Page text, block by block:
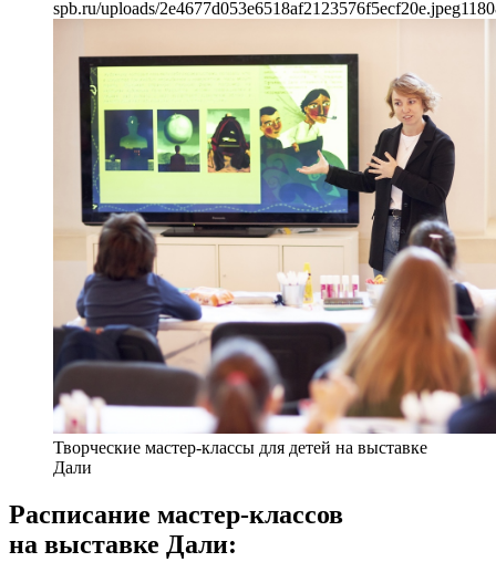
spb.ru/uploads/2e4677d053e6518af2123576f5ecf20e.jpeg1180
Творческие мастер-классы для детей на выставке
Дали
Расписание мастер-классов
на выставке Дали: